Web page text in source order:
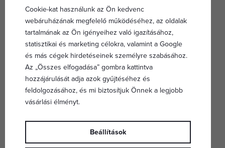
22 730 Ft 27 800 Ft
Cookie-kat használunk az Ön kedvenc
webáruházának megfelelő működéséhez, az oldalak
tartalmának az Ön igényeihez való igazításához,
statisztikai és marketing célokra, valamint a Google
és más cégek hirdetéseinek személyre szabásához.
Az „Összes elfogadása” gombra kattintva
hozzájárulását adja azok gyűjtéséhez és
feldolgozásához, és mi biztosítjuk Önnek a legjobb
vásárlási élményt.
Beállítások